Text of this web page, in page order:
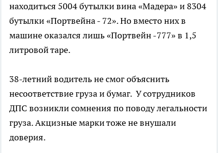
находиться 5004 бутылки вина «Мадера» и 8304
бутылки «Портвейна - 72». Но вместо них в
машине оказался лишь «Портвейн -777» в 1,5
литровой таре.
38-летний водитель не смог объяснить
несоответствие груза и бумаг. У сотрудников
ДПС возникли сомнения по поводу легальности
груза. Акцизные марки тоже не внушали
доверия.